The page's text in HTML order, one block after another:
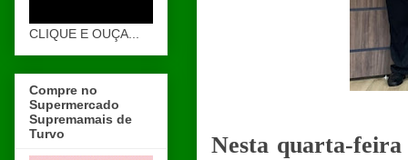
Nesta quarta-
CLIQUE E OUÇA...
Compre no
Supermercado
Supremamais de
Turvo